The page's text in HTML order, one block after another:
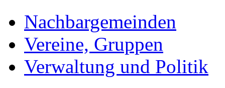
Nachbargemeinden
Vereine, Gruppen
Verwaltung und Politik